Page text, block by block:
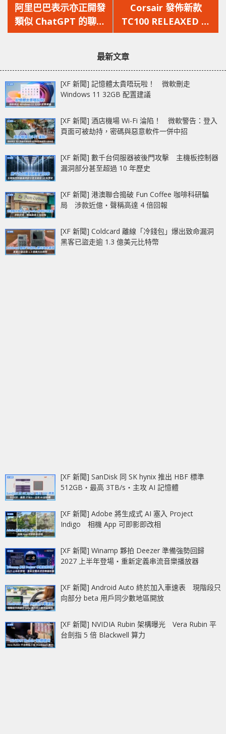
一
篇
文
阿里巴巴表示亦正開發
類似 ChatGPT 的聊天
機械人
一
篇
文
Corsair 發佈新款
TC100 RELEAXED 電
競椅及 XENEON FLEX
最新文章
[XF 新聞] 記憶體太貴唔玩啦！ 微軟刪走
Windows 11 32GB 配置建議
[XF 新聞] 酒店機場 Wi-Fi 淪陷！ 微軟警告：登入
頁面可被劫持，密碼與惡意軟件一併中招
[XF 新聞] 數千台伺服器被後門攻擊 主機板控制器
漏洞部分甚至超過 10 年歷史
[XF 新聞] 港澳聯合搗破 Fun Coffee 咖啡科研騙
局 涉款近億‧聲稱高達 4 倍回報
[XF 新聞] Coldcard 離線「冷錢包」爆出致命漏洞
黑客已盜走逾 1.3 億美元比特幣
[XF 新聞] SanDisk 同 SK hynix 推出 HBF 標準
512GB‧最高 3TB/s‧主攻 AI 記憶體
[XF 新聞] Adobe 將生成式 AI 塞入 Project
Indigo 相機 App 可即影即改相
[XF 新聞] Winamp 夥拍 Deezer 準備強勢回歸
2027 上半年登場‧重新定義串流音樂播放器
[XF 新聞] Android Auto 終於加入車速表 現階段只
向部分 beta 用戶同少數地區開放
[XF 新聞] NVIDIA Rubin 架構曝光 Vera Rubin 平
台劍指 5 倍 Blackwell 算力